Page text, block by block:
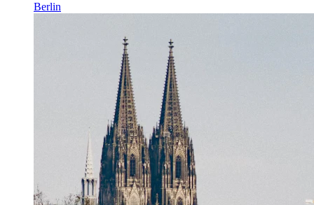
Berlin